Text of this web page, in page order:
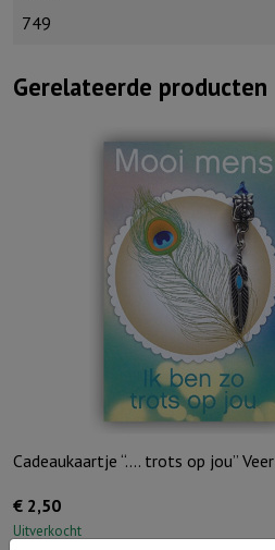
749
Gerelateerde producten
Cadeaukaartje “…. trots op jou” Veer
€ 2,50
Uitverkocht